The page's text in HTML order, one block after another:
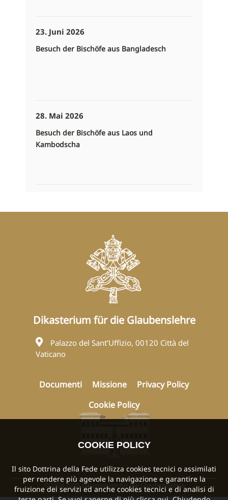
23. Juni 2026
Besuch der Bischöfe aus Bangladesch
28. Mai 2026
Besuch der Bischöfe aus Laos und
Kambodscha
Dikasterium für die Glaubenslehre
Palazzo del Sant’Uffizio, 00120 Città del
Vaticano
Documenti Missione
Privacy Policy
Cookie Policy
©2024 2026 Dikasterium für die Glaubenslehre
COOKIE POLICY
Il sito Dottrina della Fede utilizza cookies tecnici o assimilati
per rendere più agevole la navigazione e garantire la
fruizione dei servizi ed anche cookies tecnici e di analisi di